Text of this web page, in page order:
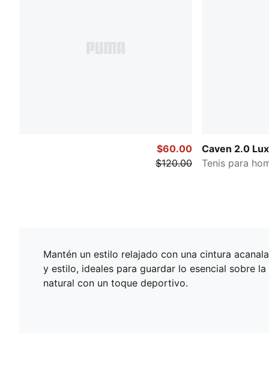
$60.00
$120.00
Caven 2.0 Lux
Tenis para
Mantén un estilo relajado con una cintura
y estilo, ideales para guardar lo esencial sobre
natural con un toque deportivo.